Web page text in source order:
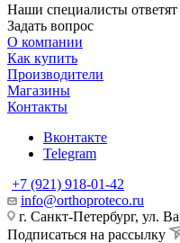
Наши специалисты
Задать вопрос
О компании
Как купить
Производители
Магазины
Контакты
Вконтакте
Telegram
+7 (921) 918-01-42
info@orthoproteco.ru
г. Санкт-Петербург, ул.
Подписаться на рассылку